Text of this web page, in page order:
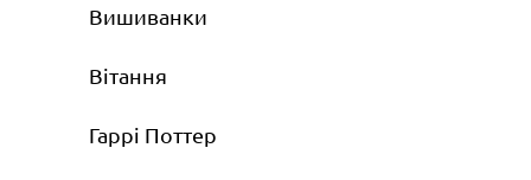
Вишиванки
Вітання
Гаррі Поттер